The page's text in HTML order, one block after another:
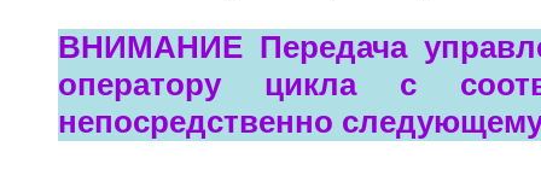
ВНИМАНИЕ Передача
оператору цикла с
непосредственно